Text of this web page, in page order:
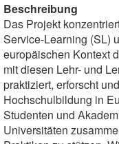
Beschreibung
Das Projekt
Service-Learning (SL)
europäischen Kontext
mit diesen Lehr- und
praktiziert, erforscht
Hochschulbildung in
Studenten und
Universitäten